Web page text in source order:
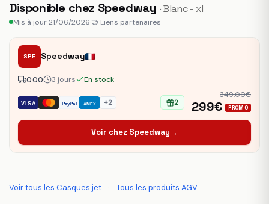
Disponible chez Speedway · Blanc - xl
Mis à jour 21/06/2026🤝 Liens partenaires
SPE Speedway
VISA PayPal AMEX +2
0.00 3 jours En stock
2
349.00€
299€ PROMO
Voir chez Speedway→
Voir tous les Casques jet · Tous les produits AGV